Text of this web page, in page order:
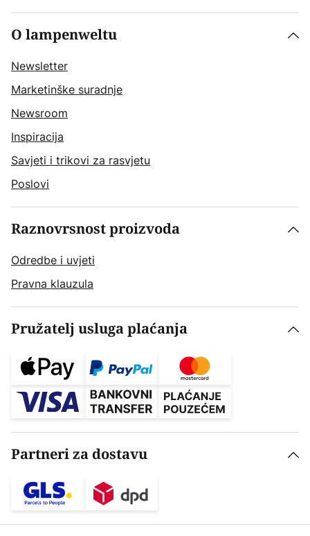
O lampenweltu
Newsletter
Marketinške suradnje
Newsroom
Inspiracija
Savjeti i trikovi za rasvjetu
Poslovi
Raznovrsnost proizvoda
Odredbe i uvjeti
Pravna klauzula
Pružatelj usluga plaćanja
Partneri za dostavu